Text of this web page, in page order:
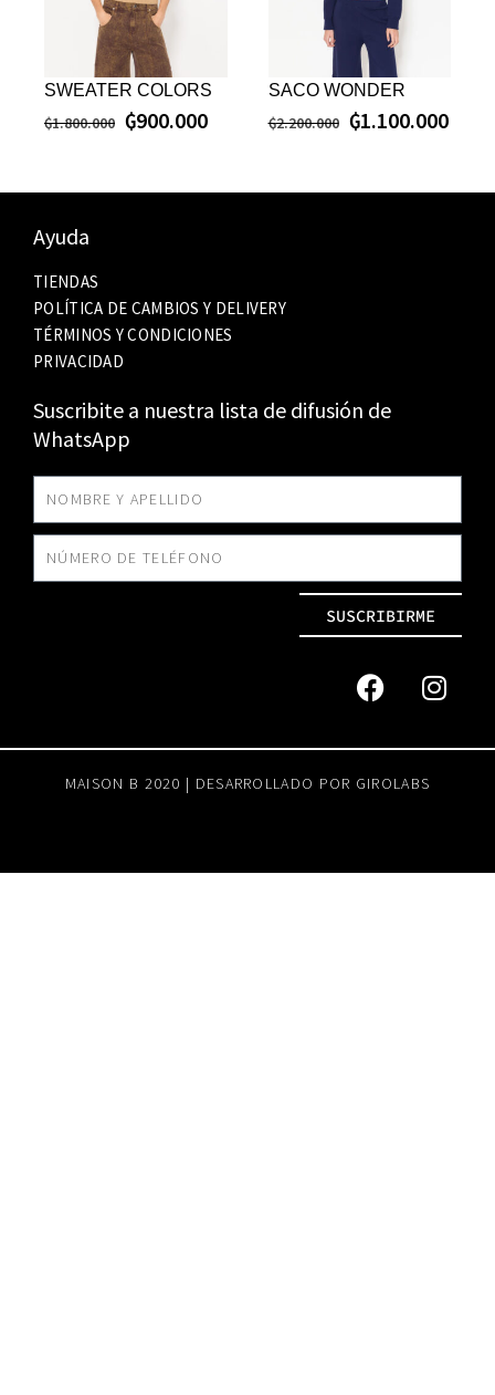
SWEATER COLORS
₲1.800.000 ₲900.000
SACO WONDER
₲2.200.000 ₲1.100.000
Ayuda
TIENDAS
POLÍTICA DE CAMBIOS Y DELIVERY
TÉRMINOS Y CONDICIONES
PRIVACIDAD
Suscribite a nuestra lista de difusión de
WhatsApp
SUSCRIBIRME
MAISON B 2020 | DESARROLLADO POR GIROLABS